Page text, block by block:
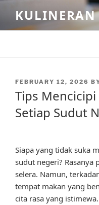
content
KULINERAN
POSTED
ON
FEBRUARY 12, 2026
Tips
Setiap Sudut
Siapa yang tidak suka
sudut negeri? Rasanya
selera. Namun,
tempat makan yang
cita rasa yang